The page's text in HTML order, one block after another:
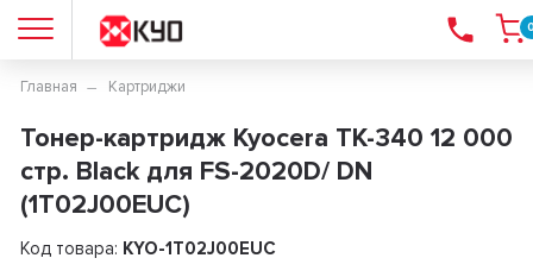
Главная Картриджи
Тонер-картридж Kyocera TK-340 12 000
стр. Black для FS-2020D/ DN
(1T02J00EUC)
Код товара: KYO-1T02J00EUC